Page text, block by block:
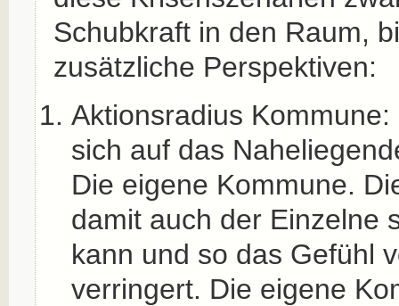
Schubkraft in den Raum,
zusätzliche Perspektiven:
Aktionsradius
sich auf das
Die eigene Kommune.
damit auch der Einzelne
kann und so das Gefühl
verringert. Die eigene